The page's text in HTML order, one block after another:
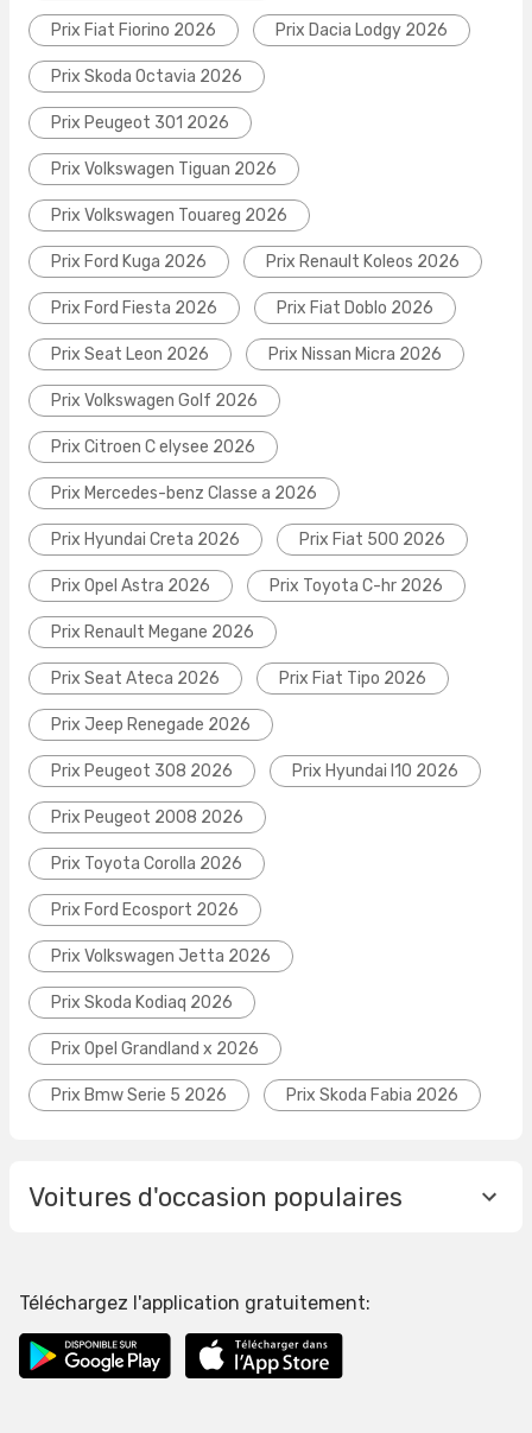
Prix Fiat Fiorino 2026 Prix Dacia Lodgy 2026
Prix Skoda Octavia 2026
Prix Peugeot 301 2026
Prix Volkswagen Tiguan 2026
Prix Volkswagen Touareg 2026
Prix Ford Kuga 2026 Prix Renault Koleos 2026
Prix Ford Fiesta 2026 Prix Fiat Doblo 2026
Prix Seat Leon 2026 Prix Nissan Micra 2026
Prix Volkswagen Golf 2026
Prix Citroen C elysee 2026
Prix Mercedes-benz Classe a 2026
Prix Hyundai Creta 2026 Prix Fiat 500 2026
Prix Opel Astra 2026 Prix Toyota C-hr 2026
Prix Renault Megane 2026
Prix Seat Ateca 2026 Prix Fiat Tipo 2026
Prix Jeep Renegade 2026
Prix Peugeot 308 2026 Prix Hyundai I10 2026
Prix Peugeot 2008 2026
Prix Toyota Corolla 2026
Prix Ford Ecosport 2026
Prix Volkswagen Jetta 2026
Prix Skoda Kodiaq 2026
Prix Opel Grandland x 2026
Prix Bmw Serie 5 2026 Prix Skoda Fabia 2026
Voitures d'occasion populaires
Téléchargez l'application gratuitement: